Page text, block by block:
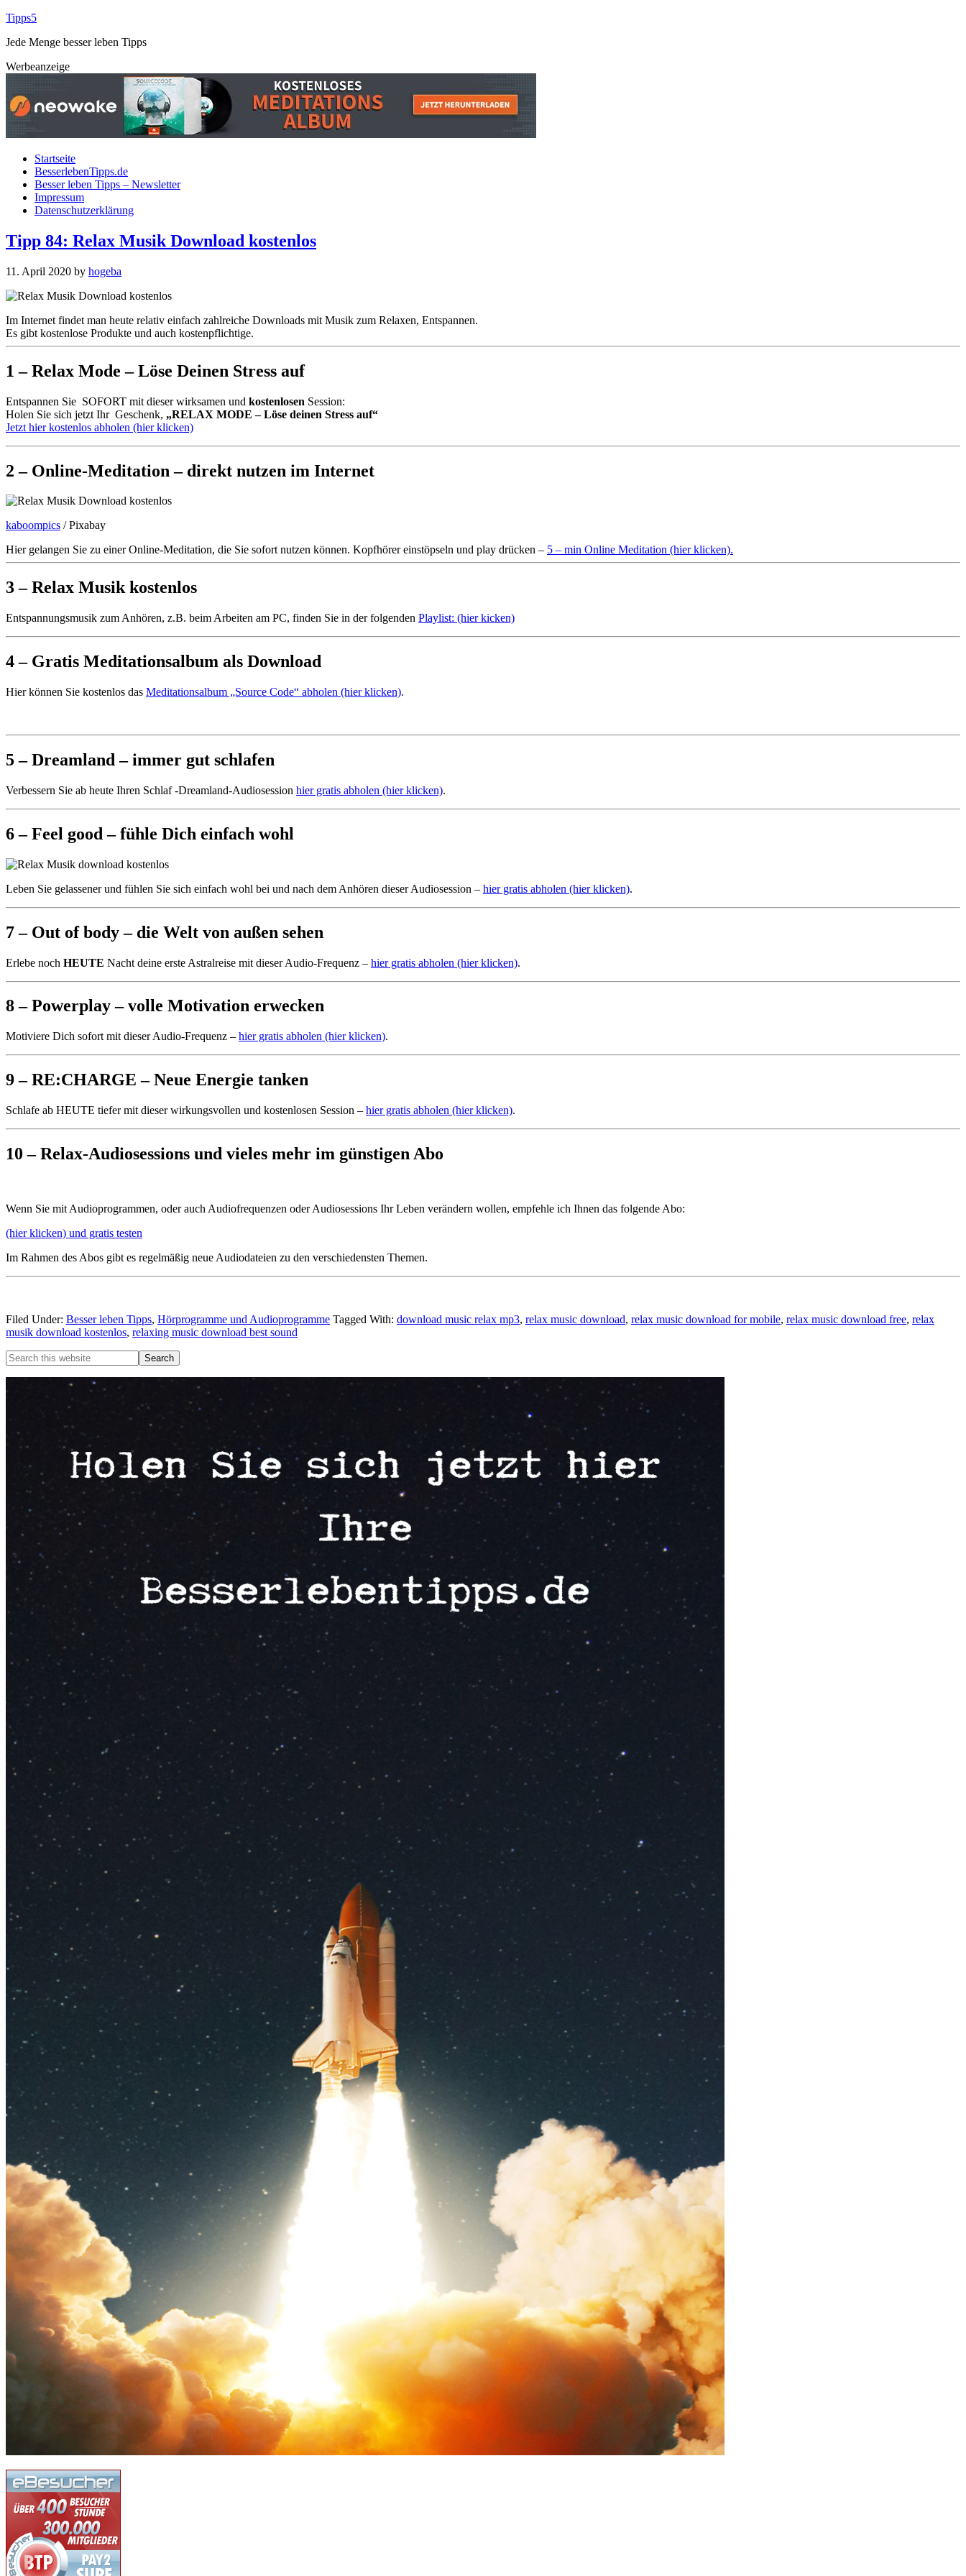
Tipps5
Jede Menge besser leben Tipps
Werbeanzeige
Startseite
BesserlebenTipps.de
Besser leben Tipps – Newsletter
Impressum
Datenschutzerklärung
Tipp 84: Relax Musik Download kostenlos
11. April 2020 by hogeba
Im Internet findet man heute relativ einfach zahlreiche Downloads mit Musik zum Relaxen, Entspannen.
Es gibt kostenlose Produkte und auch kostenpflichtige.
1 – Relax Mode – Löse Deinen Stress auf
Entspannen Sie SOFORT mit dieserwirksamen und kostenlosen Session:
Holen Sie sich jetzt Ihr Geschenk, ​ „RELAX MODE – Löse deinen Stress auf“
Jetzt hier kostenlos abholen (hier klicken)
2 – Online-Meditation – direkt nutzen im Internet
kaboompics / Pixabay
Hier gelangen Sie zu einer Online-Meditation, die Sie sofort nutzen können. Kopfhörer einstöpseln und play drücken – 5 – min Online Meditation (hier klicken).
3 – Relax Musik kostenlos
Entspannungsmusik zum Anhören, z.B. beim Arbeiten am PC, finden Sie in der folgenden Playlist: (hier kicken)
4 – Gratis Meditationsalbum als Download
Hier können Sie kostenlos das Meditationsalbum „Source Code“ abholen (hier klicken).
5 – Dreamland – immer gut schlafen
Verbessern Sie ab heute Ihren Schlaf -Dreamland-Audiosession hier gratis abholen (hier klicken).
6 – Feel good – fühle Dich einfach wohl
Leben Sie gelassener und fühlen Sie sich einfach wohl bei und nach dem Anhören dieser Audiosession – hier gratis abholen (hier klicken).
7 – Out of body – die Welt von außen sehen
Erlebe noch HEUTE Nacht deine erste Astralreise mit dieser Audio-Frequenz – hier gratis abholen (hier klicken).
8 – Powerplay – volle Motivation erwecken
Motiviere Dich sofort mit dieser Audio-Frequenz – hier gratis abholen (hier klicken).
9 – RE:CHARGE – Neue Energie tanken
Schlafe ab HEUTE tiefer mit dieserwirkungsvollen und kostenlosen Session – hier gratis abholen (hier klicken).
10 – Relax-Audiosessions und vieles mehr im günstigen Abo
Wenn Sie mit Audioprogrammen, oder auch Audiofrequenzen oder Audiosessions Ihr Leben verändern wollen, empfehle ich Ihnen das folgende Abo:
(hier klicken) und gratis testen
Im Rahmen des Abos gibt es regelmäßig neue Audiodateien zu den verschiedensten Themen.
Filed Under: Besser leben Tipps, Hörprogramme und Audioprogramme Tagged With: download music relax mp3, relax music download, relax music download for mobile, relax music download free, relax
musik download kostenlos, relaxing music download best sound